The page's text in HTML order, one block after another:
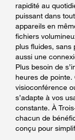
rapidité au
puissant dans
appareils en
fichiers
plus fluides, sans
aussi une
Plus besoin de
heures de pointe.
visioconférence
s’adapte à vos
constante. À
chacun de
conçu pour